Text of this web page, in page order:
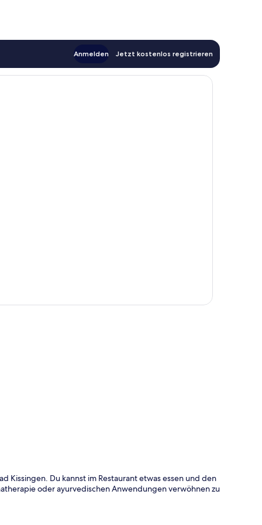
Anmelden Jetzt kostenlos registrieren
Kissingen. Du kannst im Restaurant etwas essen und den
oder ayurvedischen Anwendungen verwöhnen zu